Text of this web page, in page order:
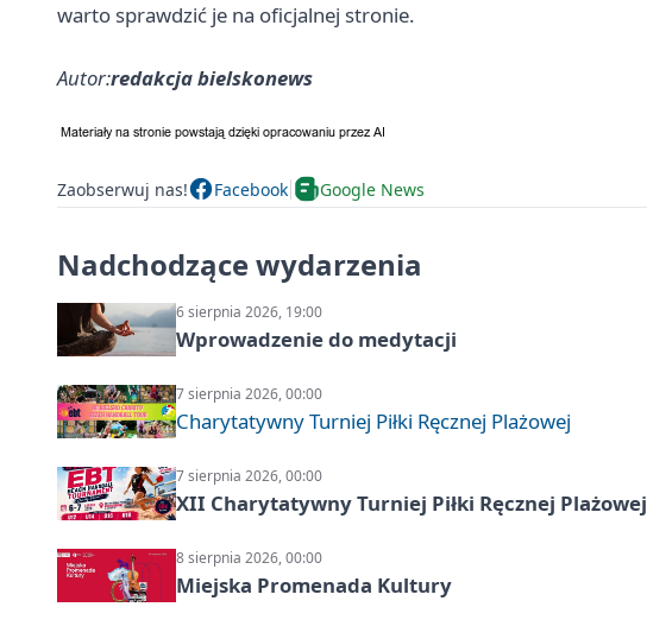
warto sprawdzić je na oficjalnej stronie.
Autor:redakcja bielskonews
Zaobserwuj nas! Facebook Google News
Nadchodzące wydarzenia
6 sierpnia 2026, 19:00
Wprowadzenie do medytacji
7 sierpnia 2026, 00:00
Charytatywny Turniej Piłki Ręcznej Plażowej
7 sierpnia 2026, 00:00
XII Charytatywny Turniej Piłki Ręcznej Plażowej
8 sierpnia 2026, 00:00
Miejska Promenada Kultury